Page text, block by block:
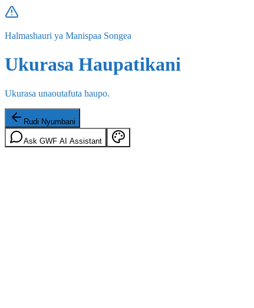
Halmashauri ya Manispaa Songea
Ukurasa Haupatikani
Ukurasa unaoutafuta haupo.
Rudi Nyumbani
Ask GWF AI Assistant